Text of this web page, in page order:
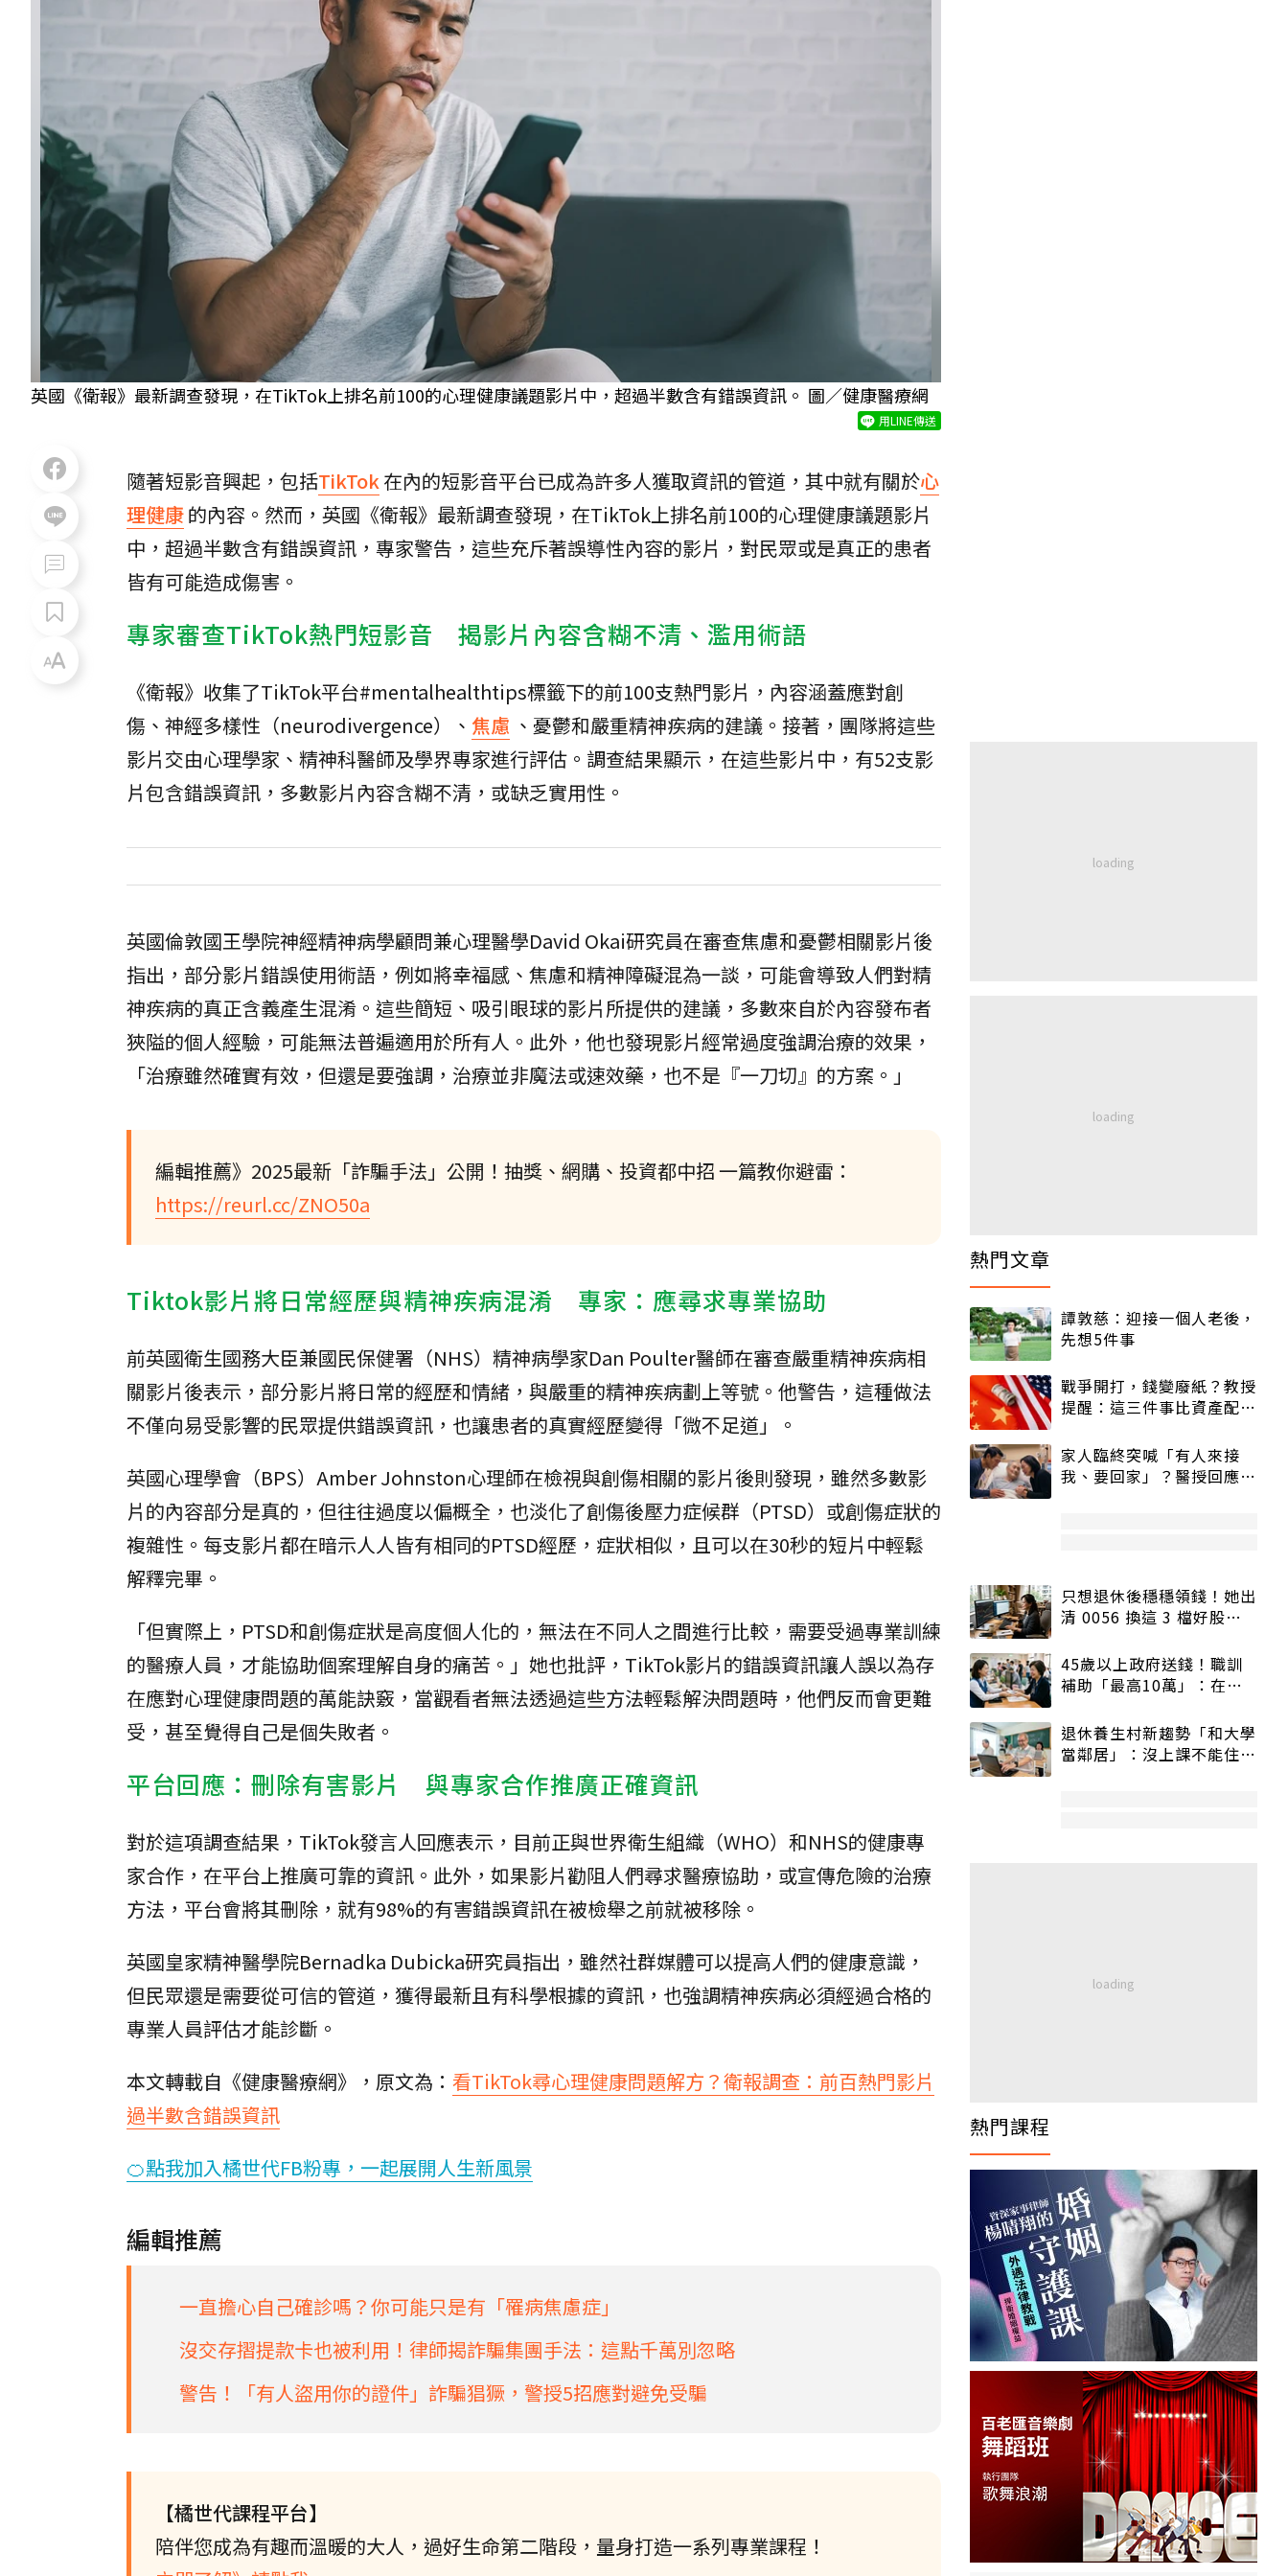
英國《衛報》最新調查發現，在TikTok上排名前100的心理健康議題影片中，超過半數含有錯誤資訊。 圖／健康醫療網
用LINE傳送
隨著短影音興起，包括TikTok在內的短影音平台已成為許多人獲取資訊的管道，其中就有關於心
理健康的內容。然而，英國《衛報》最新調查發現，在TikTok上排名前100的心理健康議題影片
中，超過半數含有錯誤資訊，專家警告，這些充斥著誤導性內容的影片，對民眾或是真正的患者
皆有可能造成傷害。
專家審查TikTok熱門短影音 揭影片內容含糊不清、濫用術語
《衛報》收集了TikTok平台#mentalhealthtips標籤下的前100支熱門影片，內容涵蓋應對創
傷、神經多樣性（neurodivergence）、 焦慮 、憂鬱和嚴重精神疾病的建議。接著，團隊將這些
影片交由心理學家、精神科醫師及學界專家進行評估。調查結果顯示，在這些影片中，有52支影
片包含錯誤資訊，多數影片內容含糊不清，或缺乏實用性。
英國倫敦國王學院神經精神病學顧問兼心理醫學David Okai研究員在審查焦慮和憂鬱相關影片後
指出，部分影片錯誤使用術語，例如將幸福感、焦慮和精神障礙混為一談，可能會導致人們對精
神疾病的真正含義產生混淆。這些簡短、吸引眼球的影片所提供的建議，多數來自於內容發布者
狹隘的個人經驗，可能無法普遍適用於所有人。此外，他也發現影片經常過度強調治療的效果，
「治療雖然確實有效，但還是要強調，治療並非魔法或速效藥，也不是『一刀切』的方案。」
編輯推薦》2025最新「詐騙手法」公開！抽獎、網購、投資都中招 一篇教你避雷：
https://reurl.cc/ZNO50a
Tiktok影片將日常經歷與精神疾病混淆 專家：應尋求專業協助
前英國衛生國務大臣兼國民保健署（NHS）精神病學家Dan Poulter醫師在審查嚴重精神疾病相
關影片後表示，部分影片將日常的經歷和情緒，與嚴重的精神疾病劃上等號。他警告，這種做法
不僅向易受影響的民眾提供錯誤資訊，也讓患者的真實經歷變得「微不足道」。
英國心理學會（BPS）Amber Johnston心理師在檢視與創傷相關的影片後則發現，雖然多數影
片的內容部分是真的，但往往過度以偏概全，也淡化了創傷後壓力症候群（PTSD）或創傷症狀的
複雜性。每支影片都在暗示人人皆有相同的PTSD經歷，症狀相似，且可以在30秒的短片中輕鬆
解釋完畢。
「但實際上，PTSD和創傷症狀是高度個人化的，無法在不同人之間進行比較，需要受過專業訓練
的醫療人員，才能協助個案理解自身的痛苦。」她也批評，TikTok影片的錯誤資訊讓人誤以為存
在應對心理健康問題的萬能訣竅，當觀看者無法透過這些方法輕鬆解決問題時，他們反而會更難
受，甚至覺得自己是個失敗者。
平台回應：刪除有害影片 與專家合作推廣正確資訊
對於這項調查結果，TikTok發言人回應表示，目前正與世界衛生組織（WHO）和NHS的健康專
家合作，在平台上推廣可靠的資訊。此外，如果影片勸阻人們尋求醫療協助，或宣傳危險的治療
方法，平台會將其刪除，就有98%的有害錯誤資訊在被檢舉之前就被移除。
英國皇家精神醫學院Bernadka Dubicka研究員指出，雖然社群媒體可以提高人們的健康意識，
但民眾還是需要從可信的管道，獲得最新且有科學根據的資訊，也強調精神疾病必須經過合格的
專業人員評估才能診斷。
本文轉載自《健康醫療網》，原文為： 看TikTok尋心理健康問題解方？衛報調查：前百熱門影片
過半數含錯誤資訊
🍊點我加入橘世代FB粉專，一起展開人生新風景
編輯推薦
一直擔心自己確診嗎？你可能只是有「罹病焦慮症」
沒交存摺提款卡也被利用！律師揭詐騙集團手法：這點千萬別忽略
警告！「有人盜用你的證件」詐騙猖獗，警授5招應對避免受騙
【橘世代課程平台】
陪伴您成為有趣而溫暖的大人，過好生命第二階段，量身打造一系列專業課程！
熱門文章
譚敦慈：迎接一個人老後，
先想5件事
戰爭開打，錢變廢紙？教授
提醒：這三件事比資產配置
家人臨終突喊「有人來接
我、要回家」？醫授回應方
只想退休後穩穩領錢！她出
清 0056 換這 3 檔好股：
45歲以上政府送錢！職訓
補助「最高10萬」：在
退休養生村新趨勢「和大學
當鄰居」：沒上課不能住、
熱門課程